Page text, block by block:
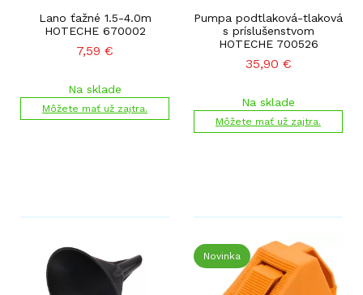
Lano ťažné 1.5-4.0m
HOTECHE 670002
7,59 €
Na sklade
Môžete mať už zajtra.
Pumpa podtlaková-tlaková
s príslušenstvom
HOTECHE 700526
35,90 €
Na sklade
Môžete mať už zajtra.
Novinka